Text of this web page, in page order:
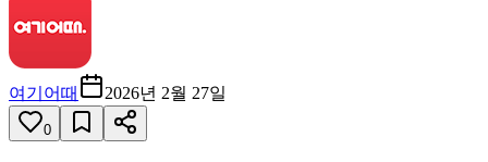
여기어때 2026년 2월 27일
0